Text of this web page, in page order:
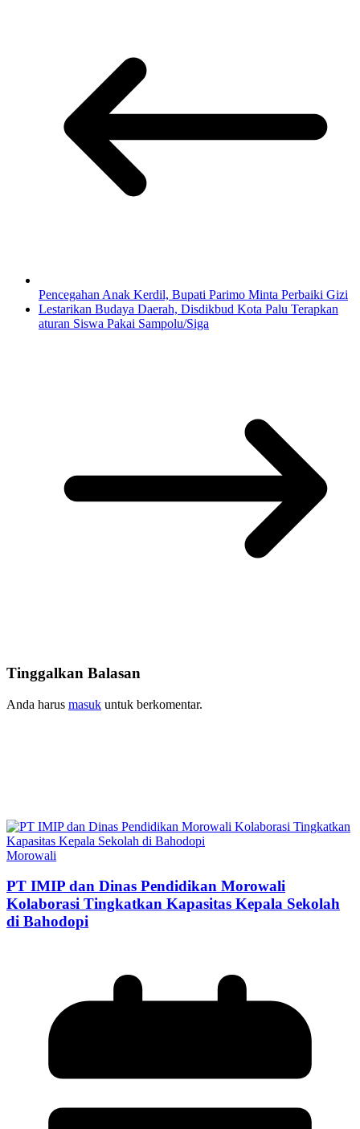
Pencegahan Anak Kerdil, Bupati Parimo Minta Perbaiki Gizi
Lestarikan Budaya Daerah, Disdikbud Kota Palu Terapkan
aturan Siswa Pakai Sampolu/Siga
Tinggalkan Balasan
Anda harus masuk untuk berkomentar.
Morowali
PT IMIP dan Dinas Pendidikan Morowali
Kolaborasi Tingkatkan Kapasitas Kepala Sekolah
di Bahodopi